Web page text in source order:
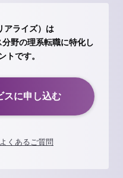
アライズ）は
野の理系転職に特化し
トです。
スに申し込む
くあるご質問